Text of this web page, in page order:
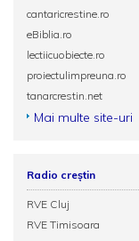
cantaricrestine.ro
eBiblia.ro
lectiicuobiecte.ro
proiectulimpreuna.ro
tanarcrestin.net
Mai multe site-uri
Radio creștin
RVE Cluj
RVE Timisoara